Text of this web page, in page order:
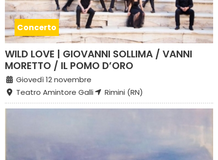
Concerto
WILD LOVE | GIOVANNI SOLLIMA / VANNI
MORETTO / IL POMO D’ORO
Giovedì 12 novembre
Teatro Amintore Galli
Rimini (RN)